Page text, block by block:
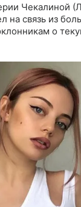
Чекалиной
на связь из
о